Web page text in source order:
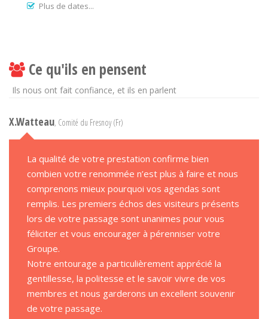
Plus de dates...
Ce qu'ils en pensent
Ils nous ont fait confiance, et ils en parlent
X.Watteau, Comité du Fresnoy (Fr)
La qualité de votre prestation confirme bien
combien votre renommée n’est plus à faire et nous
comprenons mieux pourquoi vos agendas sont
remplis. Les premiers échos des visiteurs présents
lors de votre passage sont unanimes pour vous
féliciter et vous encourager à pérenniser votre
Groupe.
Notre entourage a particulièrement apprécié la
gentillesse, la politesse et le savoir vivre de vos
membres et nous garderons un excellent souvenir
de votre passage.